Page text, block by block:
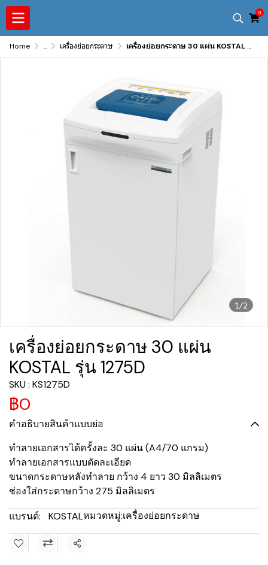
0
Home ... เครื่องย่อยกระดาษ เครื่องย่อยกระดาษ 30 แผ่น KOSTAL รุ่น 1275D
1/2
เครื่องย่อยกระดาษ 30 แผ่น
KOSTAL รุ่น 1275D
SKU : KS1275D
฿0
คำอธิบายสินค้าแบบย่อ
ทำลายเอกสารได้ครั้งละ 30 แผ่น (A4/70 แกรม)
ทำลายเอกสารแบบตัดละเอียด
ขนาดกระดาษหลังทำลาย กว้าง 4 ยาว 30 มิลลิเมตร
ช่องใส่กระดาษกว้าง 275 มิลลิเมตร
แบรนด์:
KOSTALหมวดหมู่:เครื่องย่อยกระดาษ
แชร์